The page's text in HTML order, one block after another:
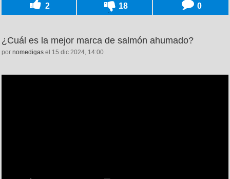
2 18 0
¿Cuál es la mejor marca de salmón ahumado?
por nomedigas el 15 dic 2024, 14:00